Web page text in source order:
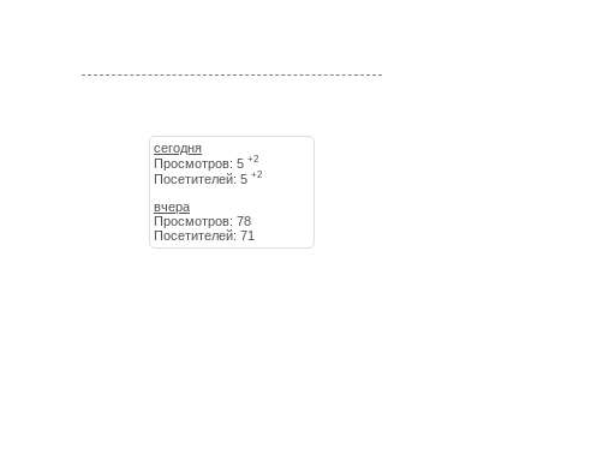
сегодня
Просмотров: 5+2
Посетителей: 5+2
вчера
Просмотров: 78
Посетителей: 71